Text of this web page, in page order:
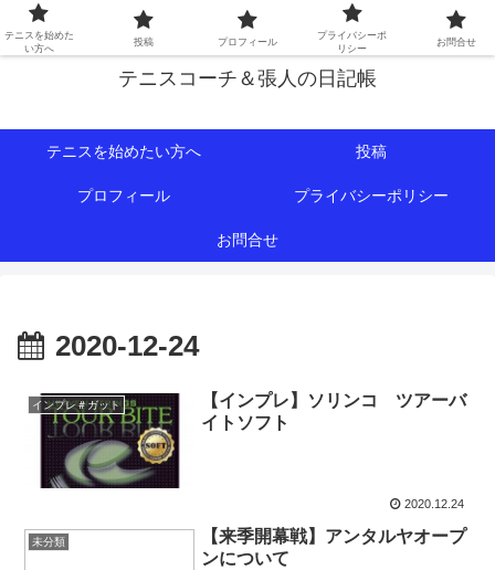
初心者∼中級者向けの情報を中心にテニスライフをサポート！
テニスコーチ＆張人の日記帳
テニスを始めたい方へ 投稿
プロフィール プライバシーポリシー
お問合せ
2020-12-24
インプレ＃ガット
【インプレ】ソリンコ ツアーバ
イトソフト
2020.12.24
未分類
【来季開幕戦】アンタルヤオープ
ンについて
テニスを始めた
い方へ
投稿 プロフィール
プライバシーポ
リシー
お問合せ